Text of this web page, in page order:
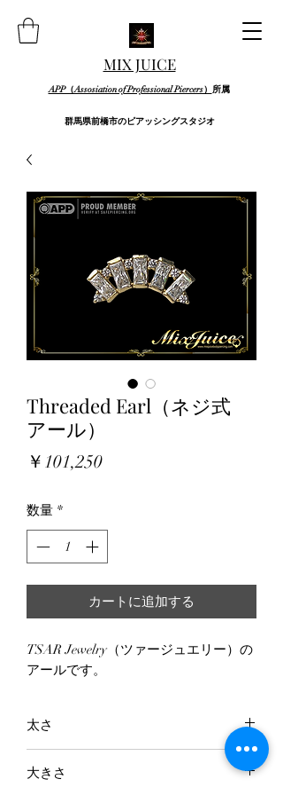
MIX JUICE
APP（Assosiation of Professional Piercers） 所属
群馬県前橋市のピアッシングスタジオ
Threaded Earl（ネジ式
アール）
￥101,250価
数量 *
カートに追加する
TSAR Jewelry（ツァージュエリー）の
アールです。
太さ
14G/12G（インターナリースレッ
ド）
大きさ